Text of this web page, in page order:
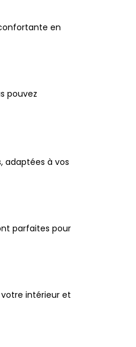
en
pouvez
adaptées à vos
parfaites pour
intérieur et